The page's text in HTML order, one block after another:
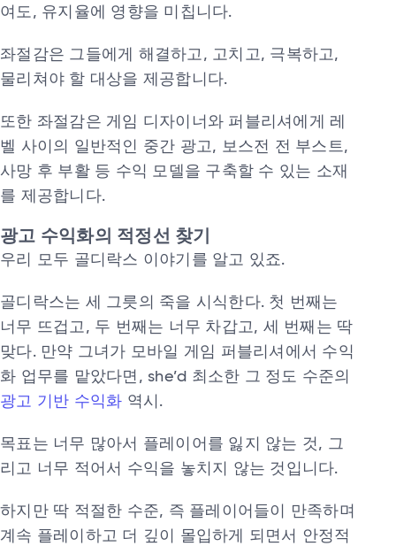
여도, 유지율에 영향을 미칩니다.
좌절감은 그들에게 해결하고, 고치고, 극복하고,
물리쳐야 할 대상을 제공합니다.
또한 좌절감은 게임 디자이너와 퍼블리셔에게 레
벨 사이의 일반적인 중간 광고, 보스전 전 부스트,
사망 후 부활 등 수익 모델을 구축할 수 있는 소재
를 제공합니다.
광고 수익화의 적정선 찾기
우리 모두 골디락스 이야기를 알고 있죠.
골디락스는 세 그릇의 죽을 시식한다. 첫 번째는
너무 뜨겁고, 두 번째는 너무 차갑고, 세 번째는 딱
맞다. 만약 그녀가 모바일 게임 퍼블리셔에서 수익
화 업무를 맡았다면, she’d 최소한 그 정도 수준의
광고 기반 수익화 역시.
목표는 너무 많아서 플레이어를 잃지 않는 것, 그
리고 너무 적어서 수익을 놓치지 않는 것입니다.
하지만 딱 적절한 수준, 즉 플레이어들이 만족하며
계속 플레이하고 더 깊이 몰입하게 되면서 안정적